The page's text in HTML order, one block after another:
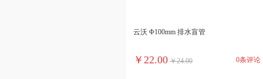
云沃 Φ100mm 排水盲管
￥22.00 ￥24.00 0条评论